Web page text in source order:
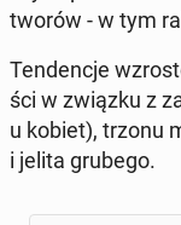
two­rów - w tym
Ten­den­cje
ści w związku z
u kobiet), trzonu
i jelita grubego.